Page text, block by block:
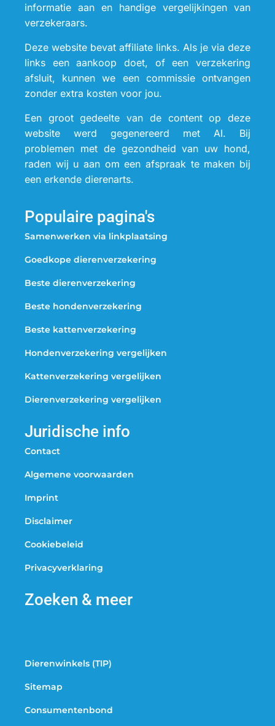
informatie aan en handige vergelijkingen van
verzekeraars.
Deze website bevat affiliate links. Als je via deze
links een aankoop doet, of een verzekering
afsluit, kunnen we een commissie ontvangen
zonder extra kosten voor jou.
Een groot gedeelte van de content op deze
website werd gegenereerd met AI. Bij
problemen met de gezondheid van uw hond,
raden wij u aan om een afspraak te maken bij
een erkende dierenarts.
Populaire pagina's
Samenwerken via linkplaatsing
Goedkope dierenverzekering
Beste dierenverzekering
Beste hondenverzekering
Beste kattenverzekering
Hondenverzekering vergelijken
Kattenverzekering vergelijken
Dierenverzekering vergelijken
Juridische info
Contact
Algemene voorwaarden
Imprint
Disclaimer
Cookiebeleid
Privacyverklaring
Zoeken & meer
Dierenwinkels (TIP)
Sitemap
Consumentenbond